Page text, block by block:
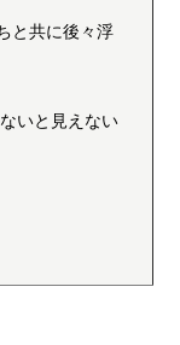
と共に後々浮
いと見えない